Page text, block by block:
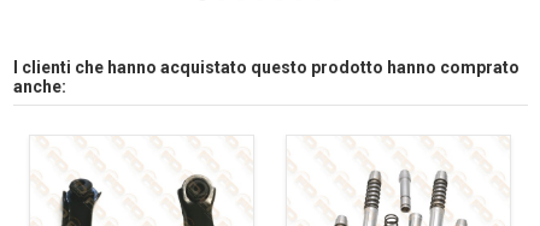
I clienti che hanno acquistato questo prodotto hanno comprato
anche: